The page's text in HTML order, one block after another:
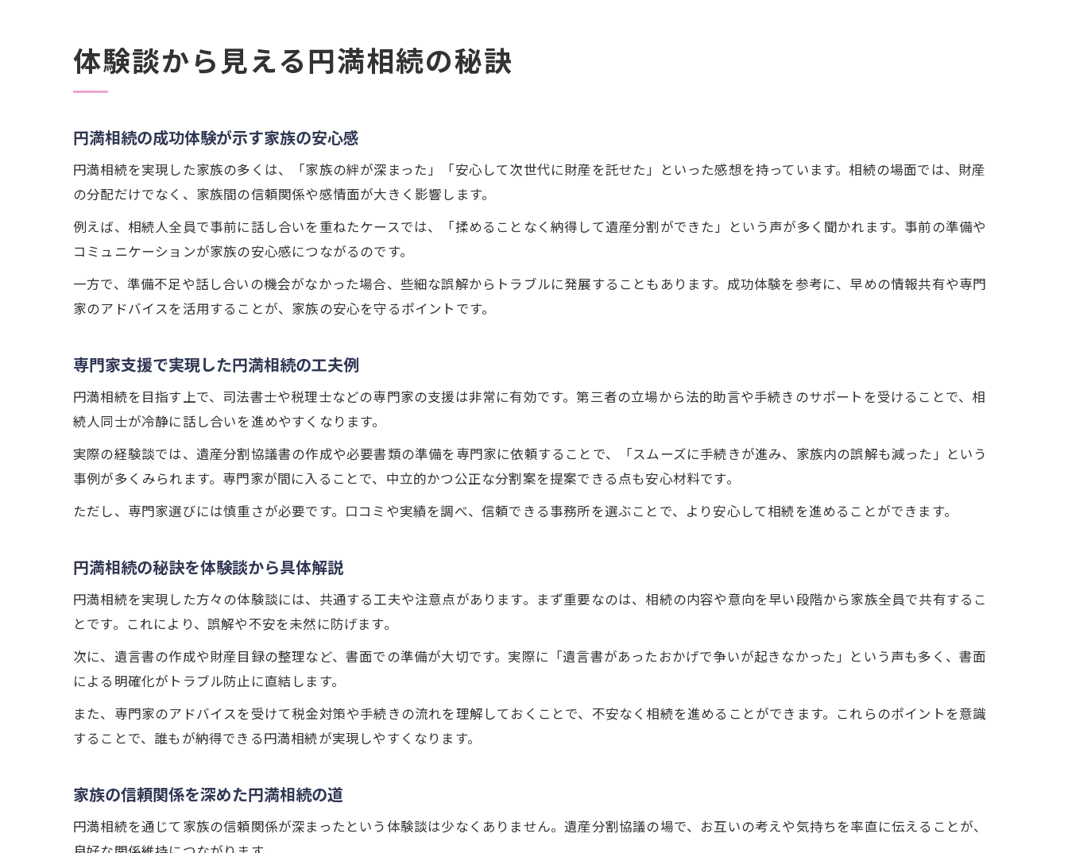
家族の絆を守るための円満相続実録
家族間の信頼を築く円満相続の実践方法
口コミ評価が高い円満相続のサポート体制
円満相続で大切な心のケアと対話の工夫
専門家の助言で心も整う円満相続の方法
円満相続の口コミ体験談が示す安心ポイント
利用者の声から学ぶ円満相続の成功事例
口コミに見る信頼できる円満相続の特徴
体験談でわかる円満相続の実践メリット
税理士法人の相談が支える安心の分割術
調停体験談から学ぶ円満相続のヒント
納得できる遺産分割へ向けた実践ポイント
家族全員納得の円満相続を叶える準備法
専門家と進める納得の円満相続ステップ
体験談から見える円満相続の秘訣
円満相続の成功体験が示す家族の安心感
円満相続を実現した家族の多くは、「家族の絆が深まった」「安心して次世代に財産を託せた」といった感想を持っています。相続の場面では、財産
の分配だけでなく、家族間の信頼関係や感情面が大きく影響します。
例えば、相続人全員で事前に話し合いを重ねたケースでは、「揉めることなく納得して遺産分割ができた」という声が多く聞かれます。事前の準備や
コミュニケーションが家族の安心感につながるのです。
一方で、準備不足や話し合いの機会がなかった場合、些細な誤解からトラブルに発展することもあります。成功体験を参考に、早めの情報共有や専門
家のアドバイスを活用することが、家族の安心を守るポイントです。
専門家支援で実現した円満相続の工夫例
円満相続を目指す上で、司法書士や税理士などの専門家の支援は非常に有効です。第三者の立場から法的助言や手続きのサポートを受けることで、相
続人同士が冷静に話し合いを進めやすくなります。
実際の経験談では、遺産分割協議書の作成や必要書類の準備を専門家に依頼することで、「スムーズに手続きが進み、家族内の誤解も減った」という
事例が多くみられます。専門家が間に入ることで、中立的かつ公正な分割案を提案できる点も安心材料です。
ただし、専門家選びには慎重さが必要です。口コミや実績を調べ、信頼できる事務所を選ぶことで、より安心して相続を進めることができます。
円満相続の秘訣を体験談から具体解説
円満相続を実現した方々の体験談には、共通する工夫や注意点があります。まず重要なのは、相続の内容や意向を早い段階から家族全員で共有するこ
とです。これにより、誤解や不安を未然に防げます。
次に、遺言書の作成や財産目録の整理など、書面での準備が大切です。実際に「遺言書があったおかげで争いが起きなかった」という声も多く、書面
による明確化がトラブル防止に直結します。
また、専門家のアドバイスを受けて税金対策や手続きの流れを理解しておくことで、不安なく相続を進めることができます。これらのポイントを意識
することで、誰もが納得できる円満相続が実現しやすくなります。
家族の信頼関係を深めた円満相続の道
円満相続を通じて家族の信頼関係が深まったという体験談は少なくありません。遺産分割協議の場で、お互いの考えや気持ちを率直に伝えることが、